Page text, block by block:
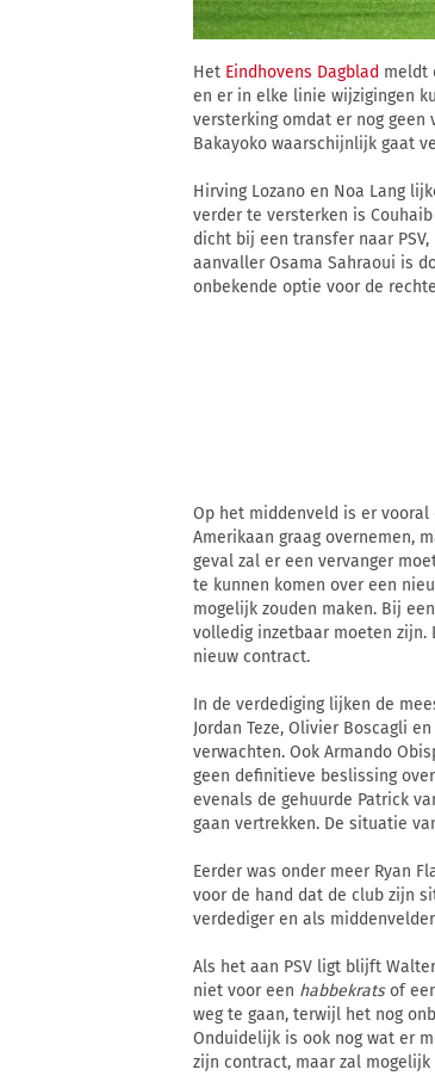
Het Eindhovens Dagblad meldt
en er in elke linie wijzigingen
versterking omdat er nog geen
Bakayoko waarschijnlijk gaat
Hirving Lozano en Noa Lang
verder te versterken is
dicht bij een transfer naar
aanvaller Osama Sahraoui is
onbekende optie voor de
Op het middenveld is er vooral
Amerikaan graag overnemen,
geval zal er een vervanger
te kunnen komen over een
mogelijk zouden maken. Bij
volledig inzetbaar moeten zijn.
nieuw contract.
In de verdediging lijken de
Jordan Teze, Olivier Boscagli
verwachten. Ook Armando
geen definitieve beslissing
evenals de gehuurde Patrick
gaan vertrekken. De situatie
Eerder was onder meer Ryan
voor de hand dat de club zijn
verdediger en als
Als het aan PSV ligt blijft
niet voor een habbekratsof
weg te gaan, terwijl het nog
Onduidelijk is ook nog wat er
zijn contract, maar zal mogelijk